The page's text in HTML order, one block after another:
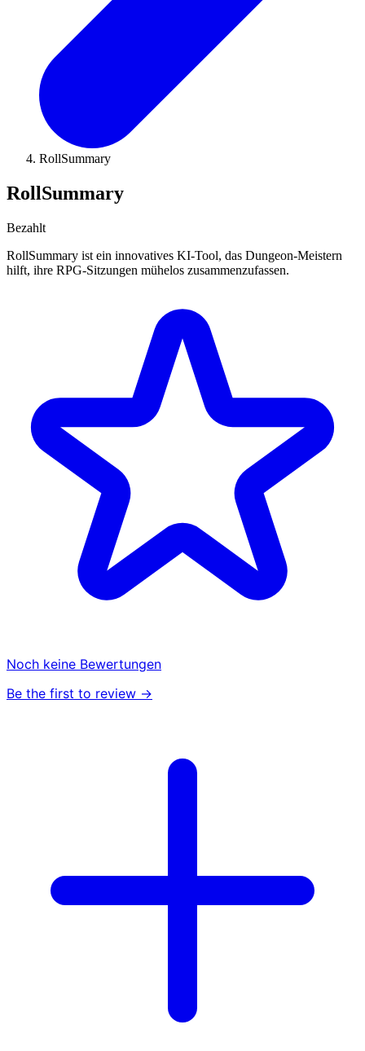
RollSummary
RollSummary
Bezahlt
RollSummary ist ein innovatives KI-Tool, das Dungeon-Meistern
hilft, ihre RPG-Sitzungen mühelos zusammenzufassen.
Noch keine Bewertungen
Be the first to review →